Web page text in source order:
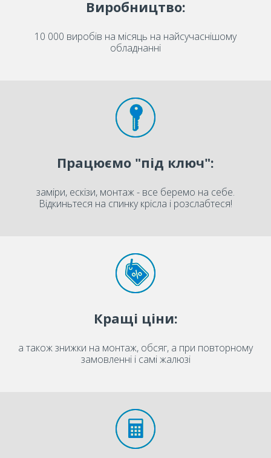
Виробництво:
10 000 виробів на місяць на найсучаснішому
обладнанні
Працюємо "під ключ":
заміри, ескізи, монтаж - все беремо на себе.
Відкиньтеся на спинку крісла і розслабтеся!
Кращі ціни:
а також знижки на монтаж, обсяг, а при повторному
замовленні і самі жалюзі